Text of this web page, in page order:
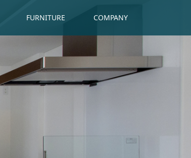
FURNITURE COMPANY